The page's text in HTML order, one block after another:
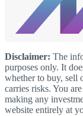
Disclaimer: The
purposes only. It
whether to buy, sell
carries risks. You
making any
website entirely at